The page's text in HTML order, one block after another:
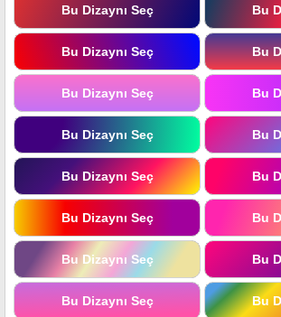
Bu Dizaynı Seç Bu
Bu Dizaynı Seç Bu
Bu Dizaynı Seç Bu
Bu Dizaynı Seç Bu
Bu Dizaynı Seç Bu
Bu Dizaynı Seç Bu
Bu Dizaynı Seç Bu
Bu Dizaynı Seç Bu